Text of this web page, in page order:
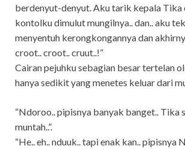
berdenyut-denyut. Aku tarik kepala Tika
kontolku dimulut mungilnya.. dan.. aku
menyentuh kerongkongannya dan
croot.. croot.. cruut..!”
Cairan pejuhku sebagian besar tertelan
hanya sedikit yang menetes keluar dari
“Ndoroo.. pipisnya banyak banget.. Tika
muntah..”.
“He.. eh.. nduuk.. tapi enak kan.. pipisnya